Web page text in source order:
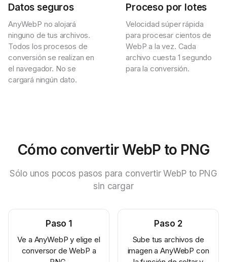
Datos seguros
AnyWebP no alojará
ninguno de tus archivos.
Todos los procesos de
conversión se realizan en
el navegador. No se
cargará ningún dato.
Proceso por lotes
Velocidad súper rápida
para procesar cientos de
WebP a la vez. Cada
archivo cuesta 1 segundo
para la conversión.
Cómo convertir WebP to PNG
Sólo unos pocos pasos para convertir WebP to PNG
sin cargar
Paso 1
Ve a AnyWebP y elige el
conversor de WebP a
Paso 2
Sube tus archivos de
imagen a AnyWebP con